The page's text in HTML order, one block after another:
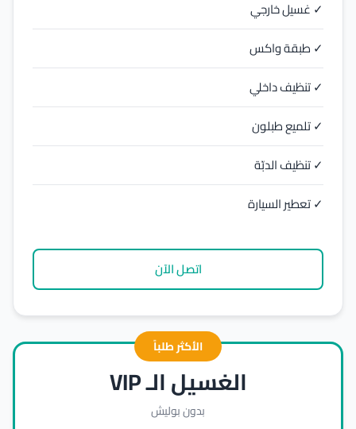
✓ غسيل خارجي
✓ طبقة واكس
✓ تنظيف داخلي
✓ تلميع طبلون
✓ تنظيف الدبّة
✓ تعطير السيارة
اتصل الآن
الأكثر طلباً
الغسيل الـ VIP
بدون بوليش